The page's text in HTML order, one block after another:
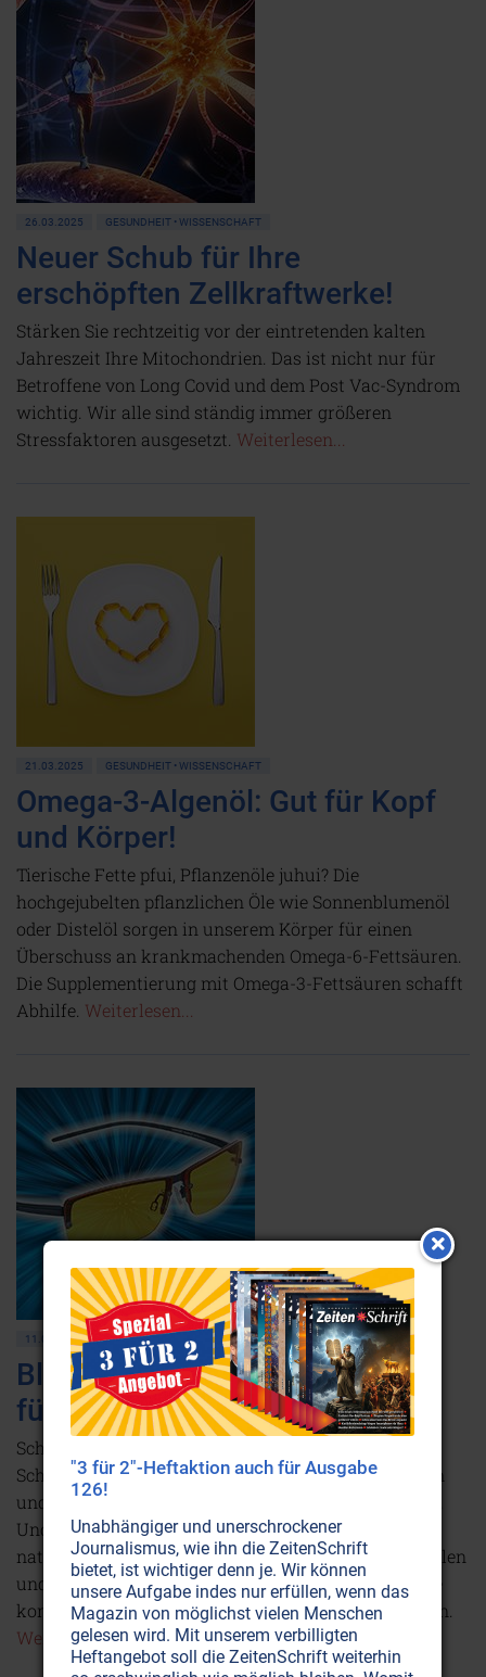
26.03.2025 GESUNDHEIT • WISSENSCHAFT
Neuer Schub für Ihre
erschöpften Zellkraftwerke!
Stärken Sie rechtzeitig vor der eintretenden kalten
Jahreszeit Ihre Mitochondrien. Das ist nicht nur für
Betroffene von Long Covid und dem Post Vac-Syndrom
wichtig. Wir alle sind ständig immer größeren
Stressfaktoren ausgesetzt. Weiterlesen...
21.03.2025 GESUNDHEIT • WISSENSCHAFT
Omega-3-Algenöl: Gut für Kopf
und Körper!
Tierische Fette pfui, Pflanzenöle juhui? Die
hochgejubelten pflanzlichen Öle wie Sonnenblumenöl
oder Distelöl sorgen in unserem Körper für einen
Überschuss an krankmachenden Omega-6-Fettsäuren.
Die Supplementierung mit Omega-3-Fettsäuren schafft
Abhilfe. Weiterlesen...
11.03.2025 GESUNDHEIT • WISSENSCHAFT
Blaulicht- & Farbtherapiebrillen
für Ihr Wohlbefinden
Schützen Sie Ihre Augen mit unseren Blaulicht-
Schutzbrillen vor schädlichen Bildschirmemissionen
und sorgen Sie damit für eine bessere Schlafqualität.
Und mit den SpektroChrom-Brillen können Sie das
natürliche Gleichgewicht des Körpers wieder herstellen
und Heilungsprozesse unterstützen. Denn jede Farbe
korrespondiert mit einer bestimmten Körperfunktion.
Weiterlesen...
"3 für 2"-Heftaktion auch für Ausgabe
126!
Unabhängiger und unerschrockener
Journalismus, wie ihn die ZeitenSchrift
bietet, ist wichtiger denn je. Wir können
unsere Aufgabe indes nur erfüllen, wenn das
Magazin von möglichst vielen Menschen
gelesen wird. Mit unserem verbilligten
Heftangebot soll die ZeitenSchrift weiterhin